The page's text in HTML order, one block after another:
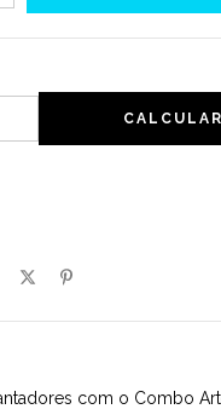
CALCULAR
com o Combo